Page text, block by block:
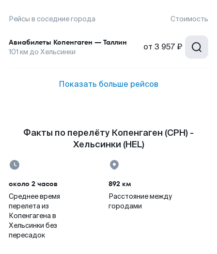
Рейсы в соседние города Стоимость
Авиабилеты Копенгаген — Таллин
101 км до Хельсинки от 3 957 ₽
Показать больше рейсов
Факты по перелёту Копенгаген (CPH) -
Хельсинки (HEL)
около 2 часов
Среднее время
перелета из
Копенгагена в
Хельсинки без
пересадок
892 км
Расстояние между
городами